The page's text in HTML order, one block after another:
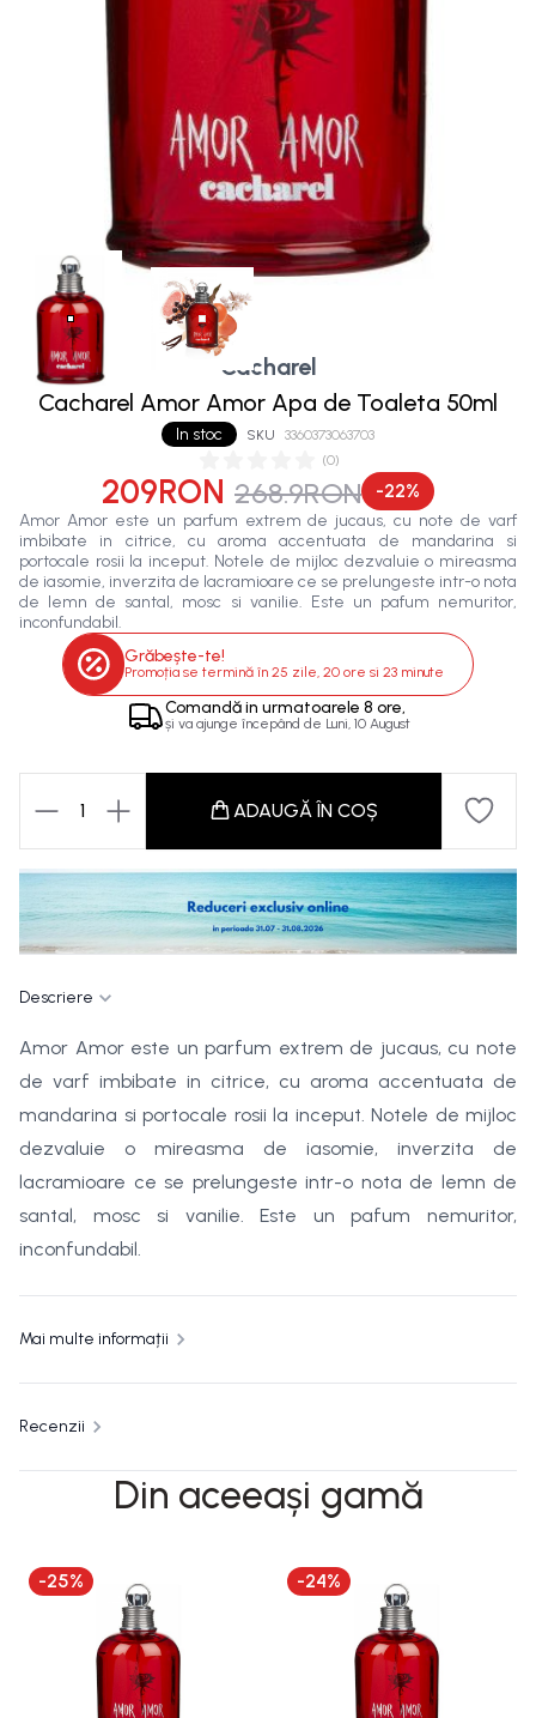
(0)
In stoc SKU 3360373063703
Cacharel
Cacharel Amor Amor Apa de Toaleta 50ml
209RON 268.9RON -22%
Amor Amor este un parfum extrem de jucaus, cu note de varf
imbibate in citrice, cu aroma accentuata de mandarina si
portocale rosii la inceput. Notele de mijloc dezvaluie o mireasma
de iasomie, inverzita de lacramioare ce se prelungeste intr-o nota
de lemn de santal, mosc si vanilie. Este un pafum nemuritor,
inconfundabil.
Grăbește-te!
Promoția se termină în 25 zile, 20 ore si 23 minute
Comandă in urmatoarele 8 ore,
și va ajunge începând de Luni, 10 August
1 ADAUGĂ ÎN COȘ
Descriere
Amor Amor este un parfum extrem de jucaus, cu note
de varf imbibate in citrice, cu aroma accentuata de
mandarina si portocale rosii la inceput. Notele de mijloc
dezvaluie o mireasma de iasomie, inverzita de
lacramioare ce se prelungeste intr-o nota de lemn de
santal, mosc si vanilie. Este un pafum nemuritor,
inconfundabil.
Mai multe informații
Recenzii
Din aceeași gamă
-25% -24%